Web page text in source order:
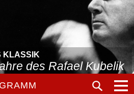
KLASSIK
des Rafael Kubelik